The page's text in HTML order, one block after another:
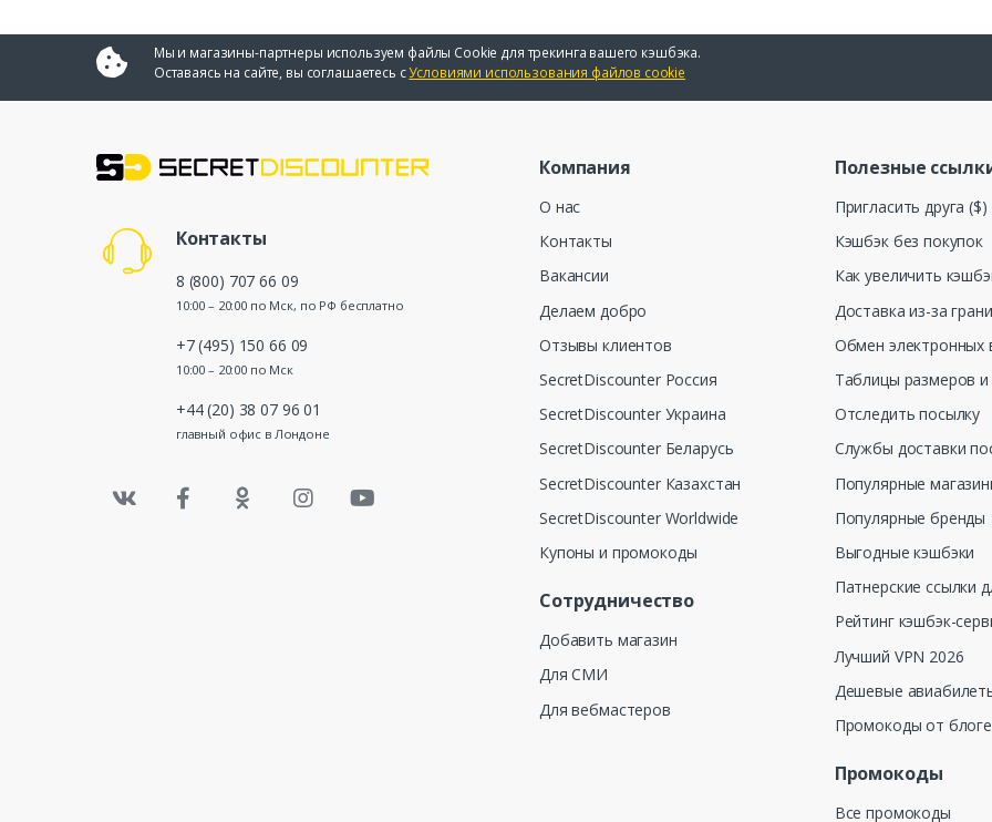
Мы и магазины-партнеры используем файлы Cookie для трекинга вашего кэшбэка.
Оставаясь на сайте, вы соглашаетесь сУсловиями использования файлов cookie
Контакты
8 (800) 707 66 09
10:00 – 20:00 по Мск, по РФ бесплатно
+7 (495) 150 66 09
10:00 – 20:00 по Мск
+44 (20) 38 07 96 01
главный офис в Лондоне
Компания
О нас
Контакты
Вакансии
Делаем добро
Отзывы клиентов
SecretDiscounter Россия
SecretDiscounter Украина
SecretDiscounter Беларусь
SecretDiscounter Казахстан
SecretDiscounter Worldwide
Купоны и промокоды
Сотрудничество
Добавить магазин
Для СМИ
Для вебмастеров
Полезные
Пригласить друга ($)
Кэшбэк без покупок
Как увеличить
Доставка из-за
Обмен электронных
Таблицы размеров и
Отследить посылку
Службы доставки
Популярные
Популярные бренды
Выгодные кэшбэки
Патнерские ссылки
Рейтинг кэшбэк-
Лучший VPN 2026
Дешевые
Промокоды от
Промокоды
Все промокоды